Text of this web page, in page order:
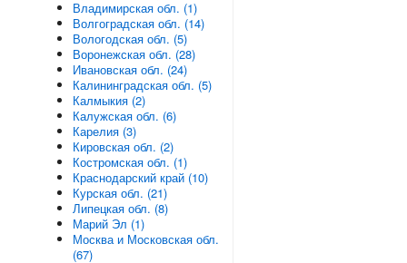
Владимирская обл. (1)
Волгоградская обл. (14)
Вологодская обл. (5)
Воронежская обл. (28)
Ивановская обл. (24)
Калининградская обл. (5)
Калмыкия (2)
Калужская обл. (6)
Карелия (3)
Кировская обл. (2)
Костромская обл. (1)
Краснодарский край (10)
Курская обл. (21)
Липецкая обл. (8)
Марий Эл (1)
Москва и Московская обл.
(67)